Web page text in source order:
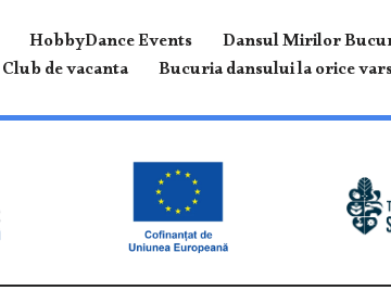
HobbyDance Events
Dansul Mirilor
Club de vacanta Bucuria dansului la orice